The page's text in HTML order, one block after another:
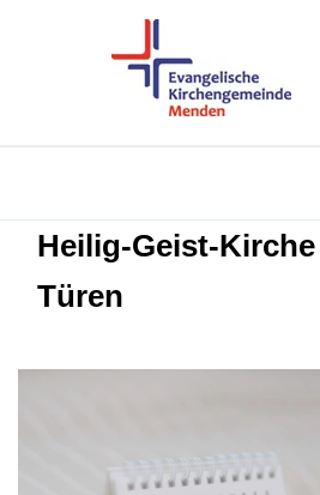
Heilig-Geist-
Türen